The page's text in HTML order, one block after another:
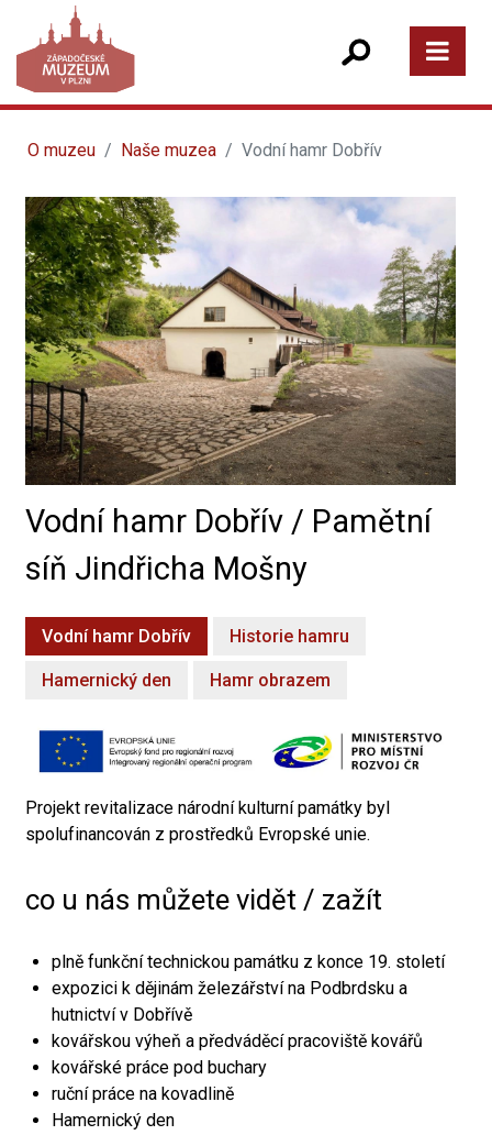
O muzeu Naše muzea Vodní hamr Dobřív
Vodní hamr Dobřív / Pamětní
síň Jindřicha Mošny
Vodní hamr Dobřív Historie hamru
Hamernický den Hamr obrazem
Projekt revitalizace národní kulturní památky byl
spolufinancován z prostředků Evropské unie.
co u nás můžete vidět / zažít
plně funkční technickou památku z konce 19. století
expozici k dějinám železářství na Podbrdsku a
hutnictví v Dobřívě
kovářskou výheň a předváděcí pracoviště kovářů
kovářské práce pod buchary
ruční práce na kovadlině
Hamernický den